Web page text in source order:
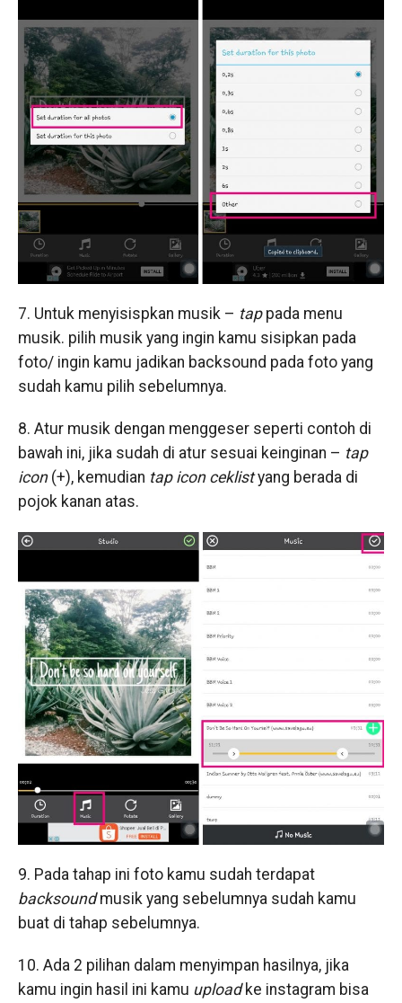
7. Untuk menyisispkan musik – tappada menu
musik. pilih musik yang ingin kamu sisipkan pada
foto/ ingin kamu jadikan backsound pada foto yang
sudah kamu pilih sebelumnya.
8. Atur musik dengan menggeser seperti contoh di
bawah ini, jika sudah di atur sesuai keinginan – tap
icon(+), kemudian tap icon ceklistyang berada di
pojok kanan atas.
9. Pada tahap ini foto kamu sudah terdapat
backsoundmusik yang sebelumnya sudah kamu
buat di tahap sebelumnya.
10. Ada 2 pilihan dalam menyimpan hasilnya, jika
kamu ingin hasil ini kamu uploadke instagram bisa